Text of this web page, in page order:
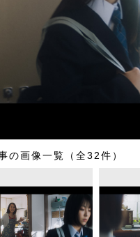
の画像一覧（全32件）